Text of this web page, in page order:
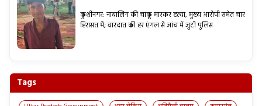
कुशीनगर: नाबालिग की चाकू मारकर हत्या, मुख्य आरोपी समेत चार
हिरासत में; वारदात की हर एंगल से जांच में जुटी पुलिस
Tags